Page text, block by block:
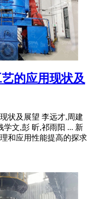
的应用现状及
状及展望 李远才,周建
学文,彭 昕,祁雨阳 ... 新
和应用性能提高的探求